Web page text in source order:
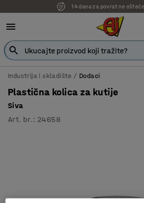
14 dana za povrat ne
Industrija i skladište Dodaci
Plastična kolica za kutije
Siva
Art. br. : 24658